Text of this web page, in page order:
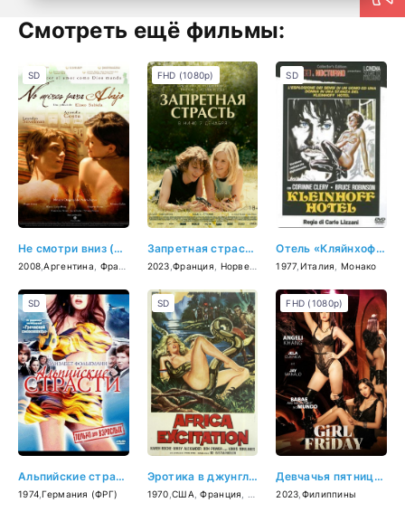
Смотреть ещё фильмы:
Не смотри вниз (2008)
2008 ,Аргентина Франция
SD
Запретная страсть (2023)
2023 ,Франция Норвегия
FHD (1080p)
Отель «Кляйнхофф» (1977)
1977 Италия Монако
SD
Альпийские страсти (1974)
1974 ,Германия (ФРГ)
SD
Эротика в джунглях (1970)
1970 ,США ,Франция Бельгия
SD
Девчачья пятница (2023)
2023 Филиппины
FHD (1080p)